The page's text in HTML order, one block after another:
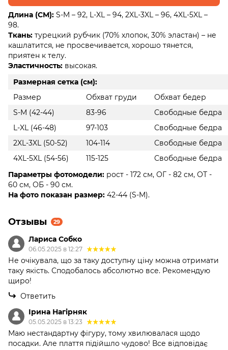
Длина (СМ): S-M – 92, L-XL – 94, 2XL-3XL – 96, 4XL-5XL –
98.
Ткань: турецкий рубчик (70% хлопок, 30% эластан) – не
кашлатится, не просвечивается, хорошо тянется,
приятен к телу.
Эластичность: высокая.
Размерная сетка (см):
Размер
Обхват груди
Обхват бедер
S-M (42-44)
83-96
Свободные бедра
L-XL (46-48)
97-103
Свободные бедра
2XL-3XL (50-52)
104-114
Свободные бедра
4XL-5XL (54-56)
115-125
Свободные бедра
Параметры фотомодели: рост - 172 см, ОГ - 82 см, ОТ -
60 см, ОБ - 90 см.
На фото показан размер: 42-44 (S-M).
Отзывы 29
Лариса Собко
06.05.2025 в 12:27
Не очікувала, що за таку доступну ціну можна отримати
таку якість. Сподобалось абсолютно все. Рекомендую
щиро!
Ответить
Ірина Нагірняк
05.05.2025 в 13:23
Маю нестандартну фігуру, тому хвилювалася щодо
посадки. Але плаття підійшло чудово! Все відповідає